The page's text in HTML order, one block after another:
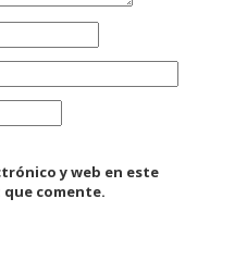
y web en este
que comente.